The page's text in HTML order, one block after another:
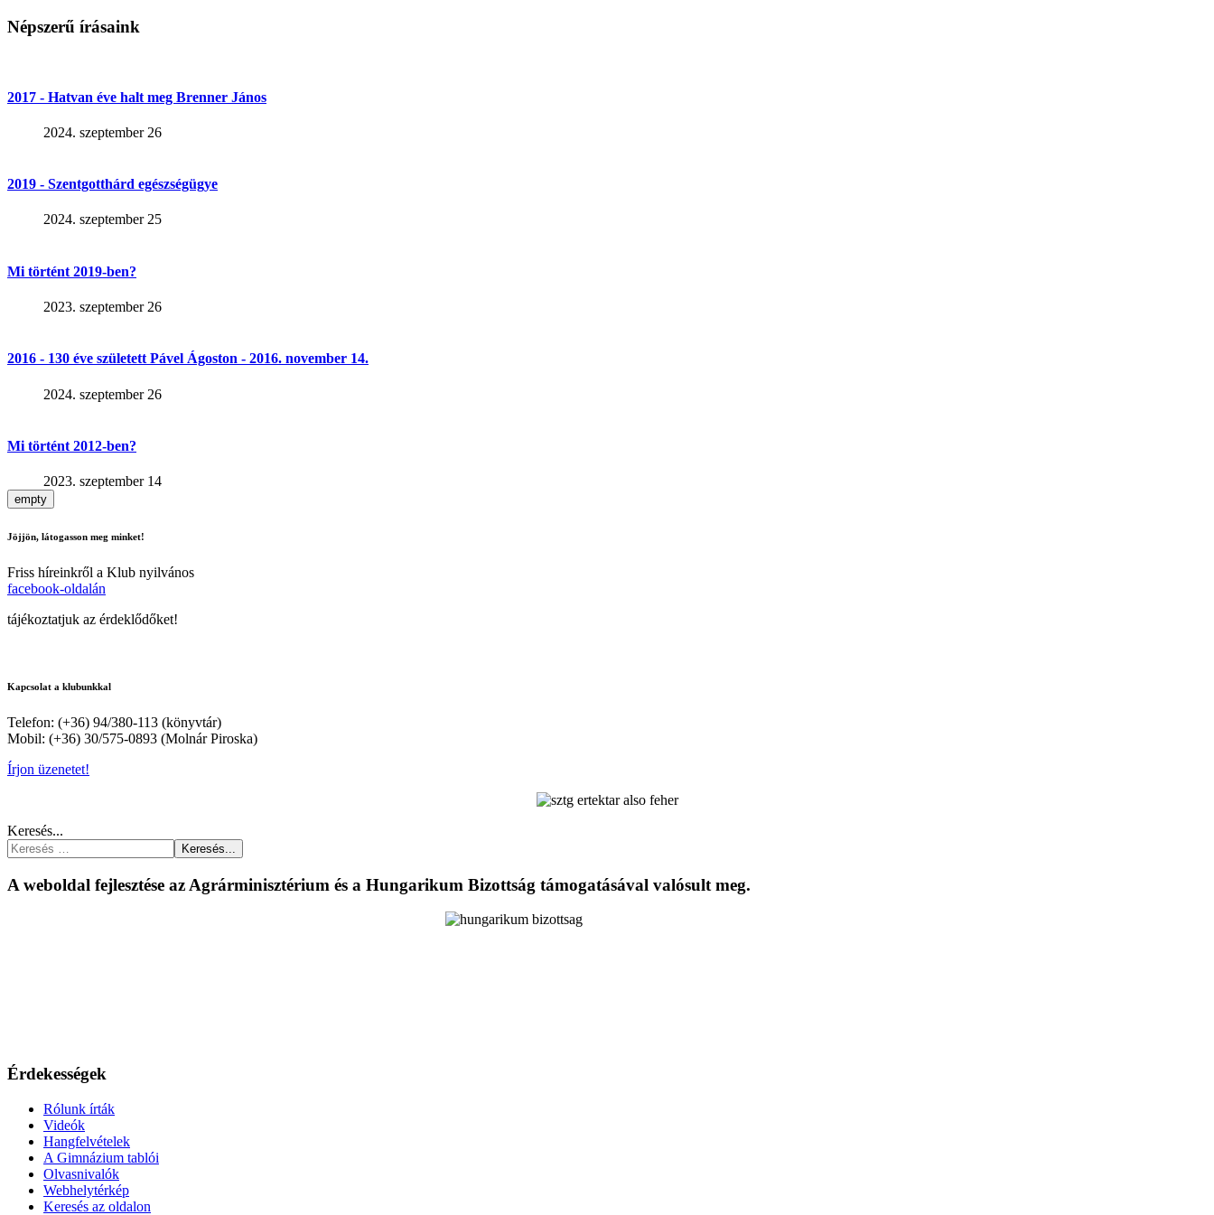
Népszerű írásaink
2017 - Hatvan éve halt meg Brenner János
2024. szeptember 26
2019 - Szentgotthárd egészségügye
2024. szeptember 25
Mi történt 2019-ben?
2023. szeptember 26
2016 - 130 éve született Pável Ágoston - 2016. november 14.
2024. szeptember 26
Mi történt 2012-ben?
2023. szeptember 14
empty
Jöjjön, látogasson meg minket!
Friss híreinkről a Klub nyilvános
facebook-oldalán
tájékoztatjuk az érdeklődőket!
Kapcsolat a klubunkkal
Telefon: (+36) 94/380-113 (könyvtár)
Mobil: (+36) 30/575-0893 (Molnár Piroska)
Írjon üzenetet!
Keresés...
Keresés...
A weboldal fejlesztése az Agrárminisztérium és a Hungarikum Bizottság támogatásával valósult meg.
Érdekességek
Rólunk írták
Videók
Hangfelvételek
A Gimnázium tablói
Olvasnivalók
Webhelytérkép
Keresés az oldalon